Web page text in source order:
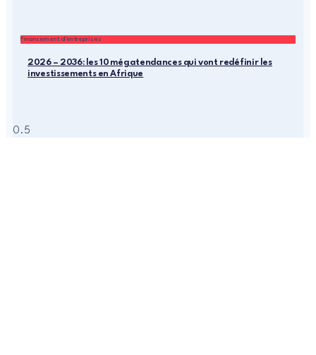
Financement d'entreprises
2026 – 2036: les 10 mégatendances qui vont redéfinir les
investissements en Afrique